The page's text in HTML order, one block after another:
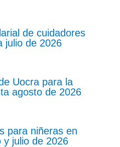
de cuidadores
julio de 2026
Uocra para la
agosto de 2026
para niñeras en
y julio de 2026